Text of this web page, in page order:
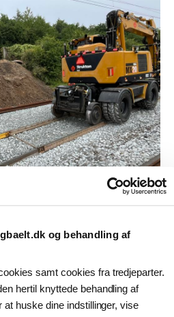
og behandling af
samt cookies fra tredjeparter.
hertil knyttede behandling af
huske dine indstillinger, vise